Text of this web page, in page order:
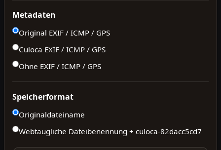
Metadaten
Original EXIF / ICMP / GPS
Culoca EXIF / ICMP / GPS
Ohne EXIF / ICMP / GPS
Speicherformat
Originaldateiname
Webtaugliche Dateibenennung + culoca-82dacc5cd7